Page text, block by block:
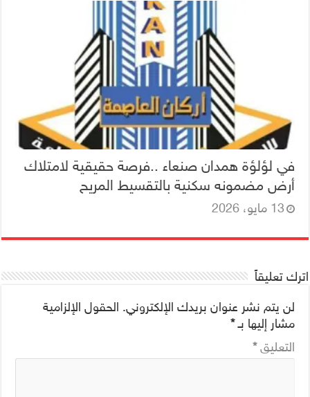
في لؤلؤة همدان صنعاء ..فرصة حقيقية لامتلاك
أرض مضمونه سكنية بالتقسيط المريح
13 مايو، 2026
اترك تعليقاً
لن يتم نشر عنوان بريدك الإلكتروني. الحقول الإلزامية
مشار إليها بـ*
التعليق*